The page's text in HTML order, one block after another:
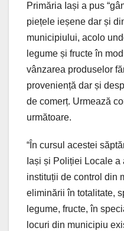
Primăria Iași a pus
piețele ieșene dar și
municipiului, acolo
legume și fructe în
vânzarea produselor
proveniență dar și
de comerț. Urmează
următoare.
“În cursul acestei
Iași și Poliției Locale
instituții de control din
eliminării în totalitate,
legume, fructe, în
locuri din municipiu